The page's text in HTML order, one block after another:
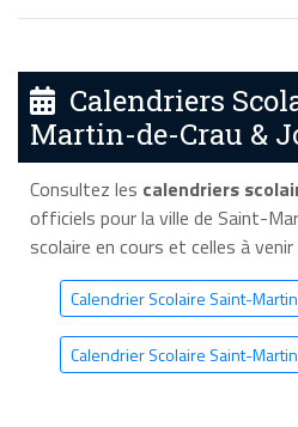
Calendriers
Martin-de-Crau &
Consultez les calendriers
officiels pour la ville de Saint-
scolaire en cours et celles à venir
Calendrier Scolaire Saint-
Calendrier Scolaire Saint-